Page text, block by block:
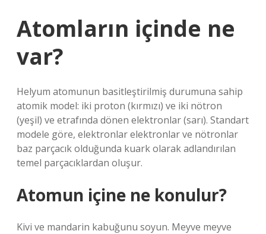
Atomların içinde ne
var?
Helyum atomunun basitleştirilmiş durumuna sahip
atomik model: iki proton (kırmızı) ve iki nötron
(yeşil) ve etrafında dönen elektronlar (sarı). Standart
modele göre, elektronlar elektronlar ve nötronlar
baz parçacık olduğunda kuark olarak adlandırılan
temel parçacıklardan oluşur.
Atomun içine ne konulur?
Kivi ve mandarin kabuğunu soyun. Meyve meyve